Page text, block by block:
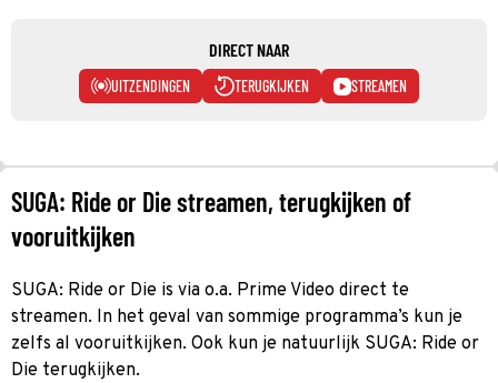
DIRECT NAAR
UITZENDINGEN TERUGKIJKEN STREAMEN
SUGA: Ride or Die streamen, terugkijken of
vooruitkijken
SUGA: Ride or Die is via o.a. Prime Video direct te
streamen. In het geval van sommige programma’s kun je
zelfs al vooruitkijken. Ook kun je natuurlijk SUGA: Ride or
Die terugkijken.